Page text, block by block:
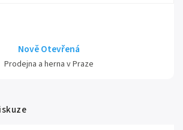
Nově Otevřená
Prodejna a herna v Praze